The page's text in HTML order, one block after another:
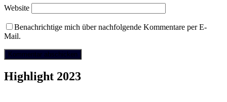
Website
Benachrichtige mich über nachfolgende Kommentare per E-
Mail.
Highlight 2023